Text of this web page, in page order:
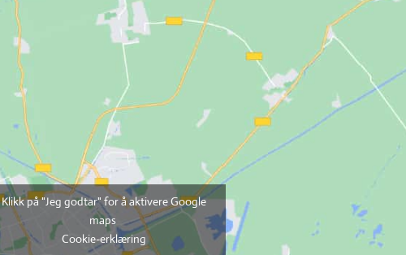
Klikk på "Jeg godtar" for å aktivere Google
maps
Cookie-erklæring